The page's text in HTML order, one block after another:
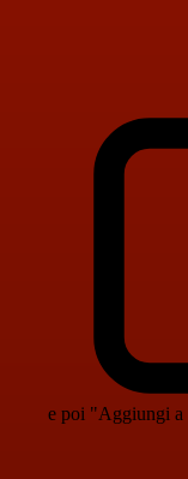
e poi "Aggiungi a